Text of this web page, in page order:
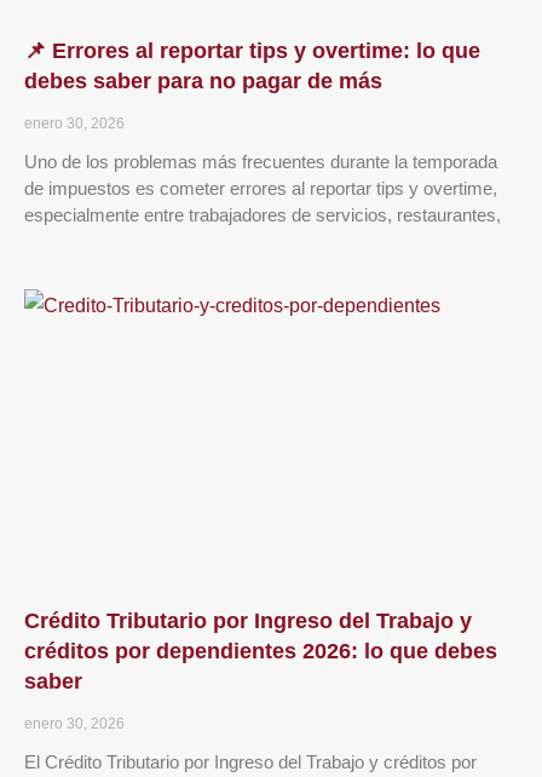
📌 Errores al reportar tips y overtime: lo que
debes saber para no pagar de más
enero 30, 2026
Uno de los problemas más frecuentes durante la temporada
de impuestos es cometer errores al reportar tips y overtime,
especialmente entre trabajadores de servicios, restaurantes,
Crédito Tributario por Ingreso del Trabajo y
créditos por dependientes 2026: lo que debes
saber
enero 30, 2026
El Crédito Tributario por Ingreso del Trabajo y créditos por